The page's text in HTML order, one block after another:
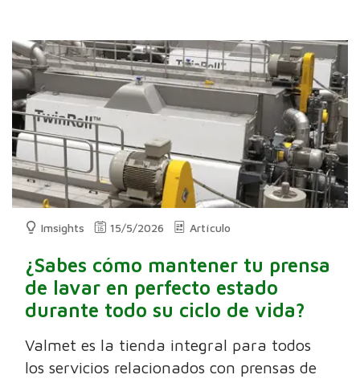
Imsights 15/5/2026 Artículo
¿Sabes cómo mantener tu prensa
de lavar en perfecto estado
durante todo su ciclo de vida?
Valmet es la tienda integral para todos
los servicios relacionados con prensas de